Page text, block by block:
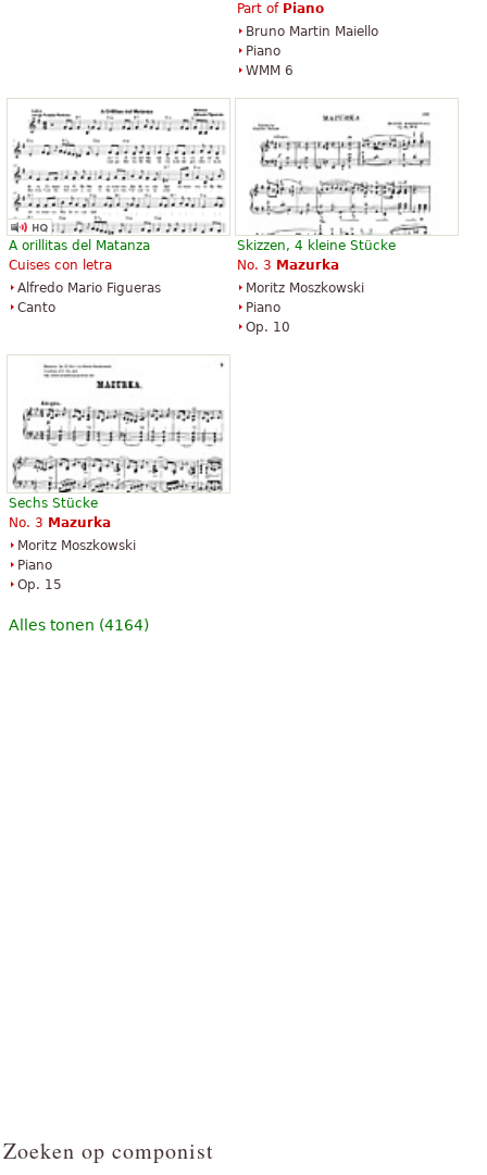
Part of Piano
Bruno Martin Maiello
Piano
WMM 6
A orillitas del Matanza
Cuises con letra
Alfredo Mario Figueras
Canto
Skizzen, 4 kleine Stücke
No. 3 Mazurka
Moritz Moszkowski
Piano
Op. 10
Sechs Stücke
No. 3 Mazurka
Moritz Moszkowski
Piano
Op. 15
Alles tonen (4164)
Zoeken op componist